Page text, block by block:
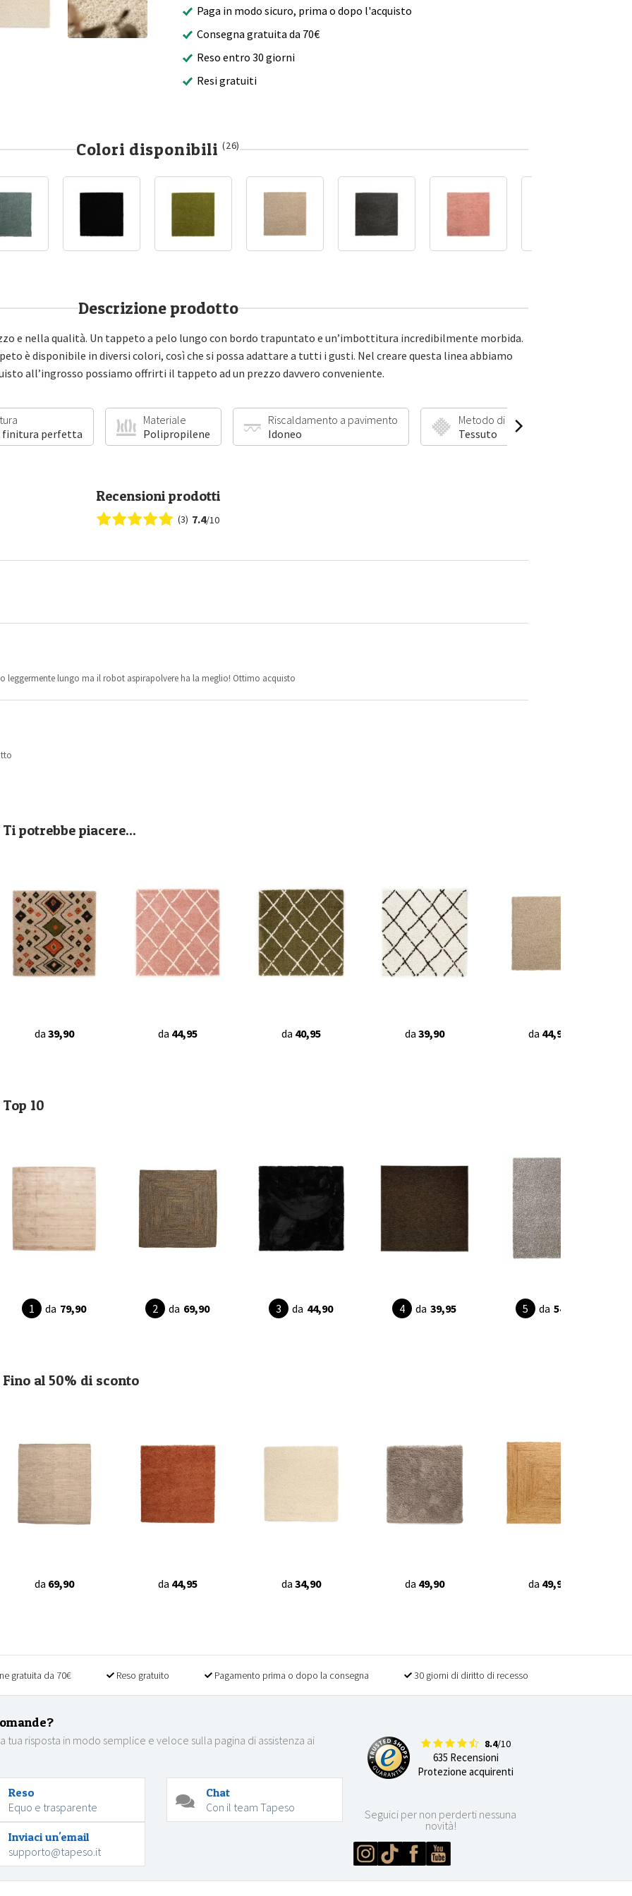
Paga in modo sicuro, prima o dopo l'acquisto
Consegna gratuita da 70€
Reso entro 30 giorni
Resi gratuiti
Colori disponibili (26)
Descrizione prodotto
e nella qualità. Un tappeto a pelo lungo con bordo trapuntato e un’imbottitura incredibilmente morbida.
è disponibile in diversi colori, così che si possa adattare a tutti i gusti. Nel creare questa linea abbiamo
all’ingrosso possiamo offrirti il tappeto ad un prezzo davvero conveniente.
finitura perfetta
Materiale
Polipropilene
Riscaldamento a pavimento
Idoneo
Metodo di produzione
Tessuto
Recensioni prodotti
(3) 7.4/10
leggermente lungo ma il robot aspirapolvere ha la meglio! Ottimo acquisto
Ti potrebbe piacere...
da 39,90 da 44,95 da 40,95 da 39,90 da 44,95
Top 10
da 79,90 da 69,90 da 44,90 da 39,95 da 54,90
Fino al 50% di sconto
da 69,90 da 44,95 da 34,90 da 49,90 da 49,90
gratuita da 70€ Reso gratuito Pagamento prima o dopo la consegna 30 giorni di diritto di recesso
tua risposta in modo semplice e veloce sulla pagina di assistenza ai
Reso
Equo e trasparente
Chat
Con il team Tapeso
Inviaci un'email
supporto@tapeso.it
8.4/10
635 Recensioni
Protezione acquirenti
Seguici per non perderti nessuna
novità!